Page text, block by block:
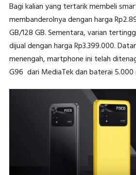
Bagi kalian yang tertarik membeli
membanderolnya dengan harga
GB/128 GB. Sementara, varian
dijual dengan harga Rp3.399.000.
menengah, martphone ini telah
G96 dari MediaTek dan baterai 5.000